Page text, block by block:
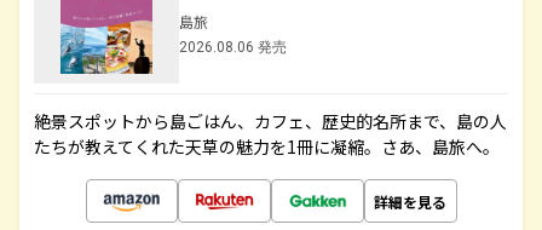
島旅
2026.08.06 発売
絶景スポットから島ごはん、カフェ、歴史的名所まで、島の人
たちが教えてくれた天草の魅力を1冊に凝縮。さあ、島旅へ。
詳細を見る